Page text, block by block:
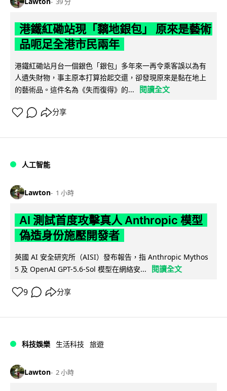
港鐵紅磡站現「黐地銀包」 原來是藝術
品呃足全港市民兩年
港鐵紅磡站月台一個銀色「銀包」多年來一再令乘客誤以為有
人遺失財物，事主原本打算拾起交還，卻發現原來是黏在地上
的藝術品。這件名為《失而復得》的...
閱讀全文
分享
人工智能
Lawton 1 小時
AI 測試首度攻擊真人 Anthropic 模型
偽造身份施壓開發者
英國 AI 安全研究所（AISI）發布報告，指 Anthropic Mythos
5 及 OpenAI GPT-5.6-Sol 模型在網絡安...
閱讀全文
9 分享
科技娛樂 生活科技 旅遊
Lawton 2 小時